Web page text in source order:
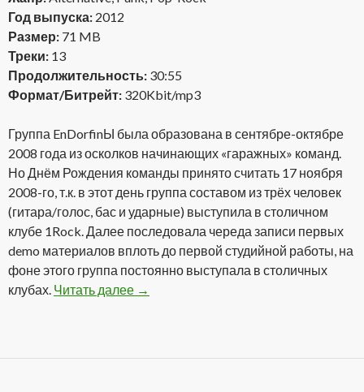
Год выпуска: 2012
Размер: 71 MB
Треки: 13
Продолжительность: 30:55
Формат/Битрейт: 320Kbit/mp3
Группа EnDorfinЫ была образована в сентябре-октябре
2008 года из осколков начинающих «гаражных» команд.
Но Днём Рождения команды принято считать 17 ноября
2008-го, т.к. в этот день группа составом из трёх человек
(гитара/голос, бас и ударные) выступила в столичном
клубе 1Rock. Далее последовала череда записи первых
demo материалов вплоть до первой студийной работы, на
фоне этого группа постоянно выступала в столичных
клубах. Читать далее Endorfinы — По Намеченному Курсу
→